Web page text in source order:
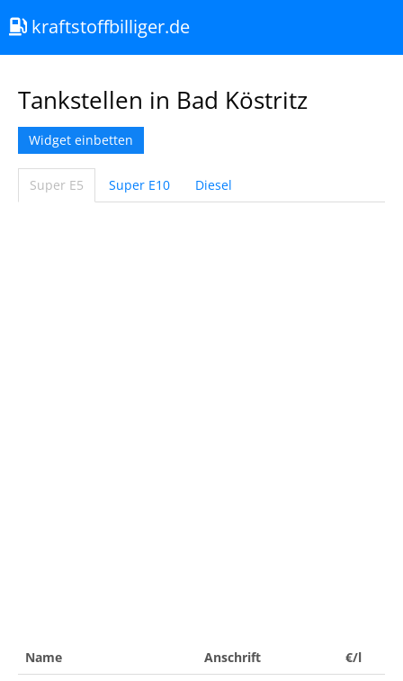
kraftstoffbilliger.de
Tankstellen in Bad Köstritz
Widget einbetten
Super E5 Super E10 Diesel
Name Anschrift
€/l